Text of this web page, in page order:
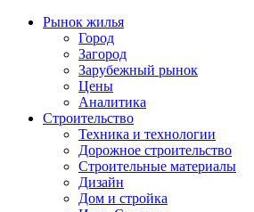
Рынок жилья
Город
Загород
Зарубежный рынок
Цены
Аналитика
Строительство
Техника и технологии
Дорожное строительство
Строительные материалы
Дизайн
Дом и стройка